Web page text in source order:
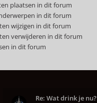
plaatsen in dit forum
in dit forum
wijzigen in dit forum
verwijderen in dit forum
in dit forum
Re: Wat drink je nu?